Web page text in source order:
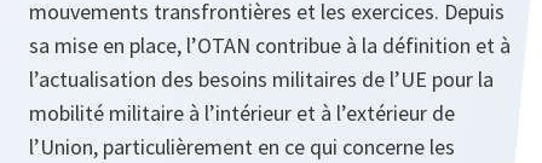
mouvements transfrontières et les exercices. Depuis
sa mise en place, l’OTAN contribue à la définition et à
l’actualisation des besoins militaires de l’UE pour la
mobilité militaire à l’intérieur et à l’extérieur de
l’Union, particulièrement en ce qui concerne les